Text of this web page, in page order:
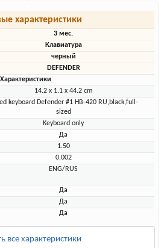
характеристики
3 мес.
Клавиатура
черный
DEFENDER
Характеристики
14.2 x 1.1 x 44.2 cm
keyboard Defender #1 HB-420 RU,black,full-
sized
Keyboard only
Да
1.50
0.002
ENG/RUS
Да
Да
Да
все характеристики